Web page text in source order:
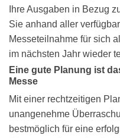
Ihre Ausgaben in Bezug
Sie anhand aller
Messeteilnahme für sich
im nächsten Jahr wieder
Eine gute Planung ist
Messe
Mit einer rechtzeitigen
unangenehme
bestmöglich für eine